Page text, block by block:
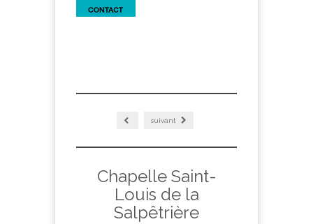
suivant
Chapelle Saint-
Louis de la
Salpêtrière